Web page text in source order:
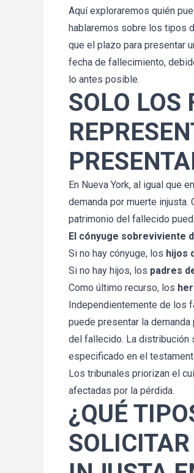
Aquí exploraremos quién
hablaremos sobre los tipos
que el plazo para presentar
fecha de fallecimiento,
lo antes posible.
SOLO LOS
En Nueva York, al igual que
demanda por muerte
patrimonio del fallecido
El cónyuge sobreviviente
Si no hay cónyuge, los hijos
Si no hay hijos, los padres
Como último recurso, los
Independientemente de los
puede presentar la
del fallecido. La distribución
especificado en el
Los tribunales priorizan el
afectadas por la pérdida.
¿QUÉ
determinación
mi caso. Han
y estoy
resultado del
Gracias por
Estoy
acuerdo.
para
camión
después
destruido.